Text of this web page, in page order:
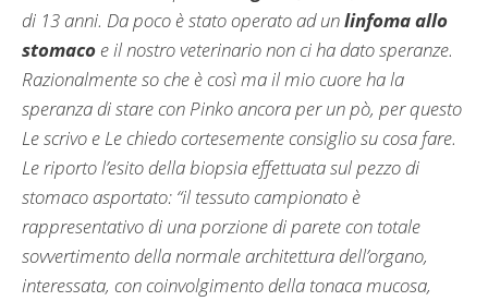
di 13 anni. Da poco è stato operato ad unlinfoma allo
stomacoe il nostro veterinario non ci ha dato speranze.
Razionalmente so che è così ma il mio cuore ha la
speranza di stare con Pinko ancora per un pò, per questo
Le scrivo e Le chiedo cortesemente consiglio su cosa fare.
Le riporto l’esito della biopsia effettuata sul pezzo di
stomaco asportato: “il tessuto campionato è
rappresentativo di una porzione di parete con totale
sovvertimento della normale architettura dell’organo,
interessata, con coinvolgimento della tonaca mucosa,